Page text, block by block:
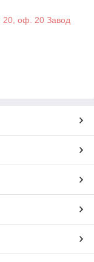
20, оф. 20 Завод